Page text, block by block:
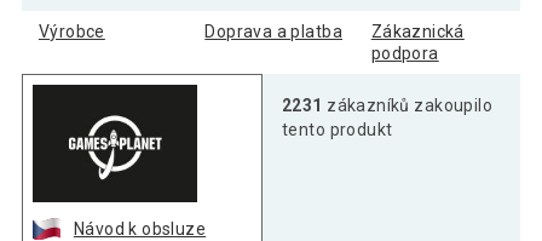
Výrobce Doprava a platba
Zákaznická
podpora
Návod k obsluze
2231 zákazníků zakoupilo
tento produkt